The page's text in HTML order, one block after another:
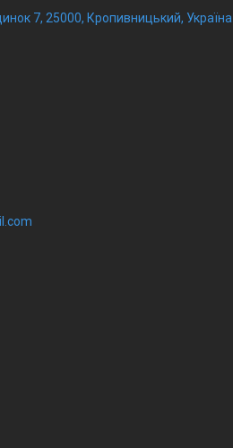
7, 25000, Кропивницький, Україна